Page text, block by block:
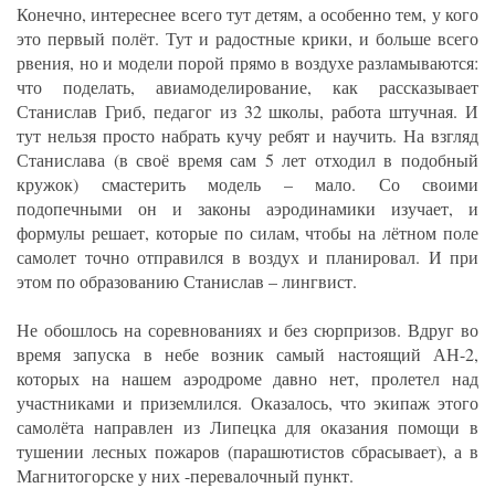
Конечно, интереснее всего тут детям, а особенно тем, у кого
это первый полёт. Тут и радостные крики, и больше всего
рвения, но и модели порой прямо в воздухе разламываются:
что поделать, авиамоделирование, как рассказывает
Станислав Гриб, педагог из 32 школы, работа штучная. И
тут нельзя просто набрать кучу ребят и научить. На взгляд
Станислава (в своё время сам 5 лет отходил в подобный
кружок) смастерить модель – мало. Со своими
подопечными он и законы аэродинамики изучает, и
формулы решает, которые по силам, чтобы на лётном поле
самолет точно отправился в воздух и планировал. И при
этом по образованию Станислав – лингвист.
Не обошлось на соревнованиях и без сюрпризов. Вдруг во
время запуска в небе возник самый настоящий АН-2,
которых на нашем аэродроме давно нет, пролетел над
участниками и приземлился. Оказалось, что экипаж этого
самолёта направлен из Липецка для оказания помощи в
тушении лесных пожаров (парашютистов сбрасывает), а в
Магнитогорске у них -перевалочный пункт.